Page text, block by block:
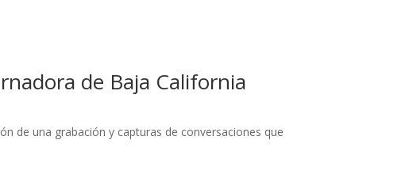
de Baja California
de una grabación y capturas de conversaciones que